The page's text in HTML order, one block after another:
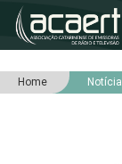
HOME
Home